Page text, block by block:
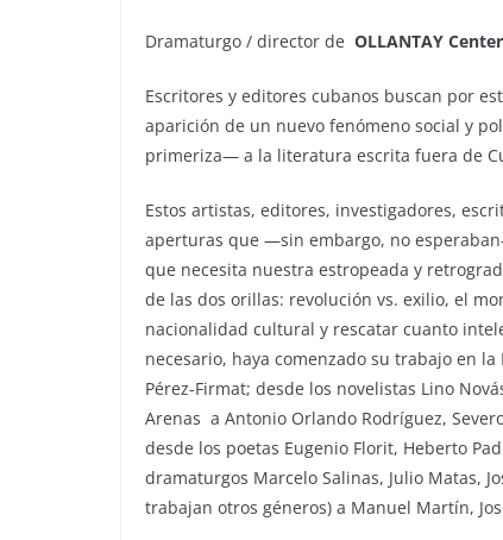
Dramaturgo / director de OLLANTAY
Escritores y editores cubanos buscan por
aparición de un nuevo fenómeno social y
primeriza— a la literatura escrita fuera de
Estos artistas, editores, investigadores,
aperturas que —sin embargo, no
que necesita nuestra estropeada y
de las dos orillas: revolución vs. exilio, el
nacionalidad cultural y rescatar cuanto
necesario, haya comenzado su trabajo en
Pérez-Firmat; desde los novelistas Lino
Arenas a Antonio Orlando Rodríguez,
desde los poetas Eugenio Florit, Heberto
dramaturgos Marcelo Salinas, Julio Matas,
trabajan otros géneros) a Manuel Martín,